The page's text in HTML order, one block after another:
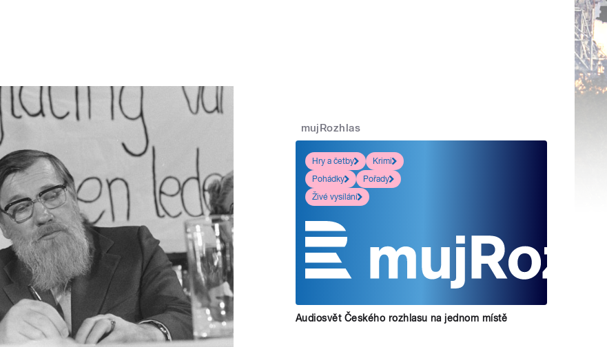
mujRozhlas
Hry a četby
Krimi
Pohádky
Pořady
Živé vysílání
Audiosvět Českého rozhlasu na jednom místě